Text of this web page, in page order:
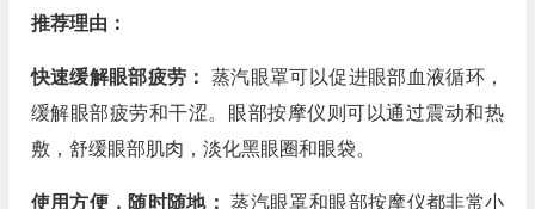
推荐理由：
快速缓解眼部疲劳：蒸汽眼罩可以促进眼部血液循环，
缓解眼部疲劳和干涩。眼部按摩仪则可以通过震动和热
敷，舒缓眼部肌肉，淡化黑眼圈和眼袋。
使用方便，随时随地：蒸汽眼罩和眼部按摩仪都非常小